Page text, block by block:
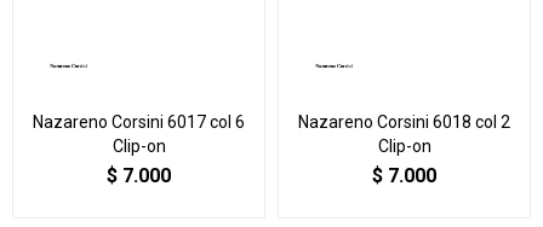
Nazareno Corsini 6017 col 6
Clip-on
$ 7.000
Nazareno Corsini 6018 col 2
Clip-on
$ 7.000